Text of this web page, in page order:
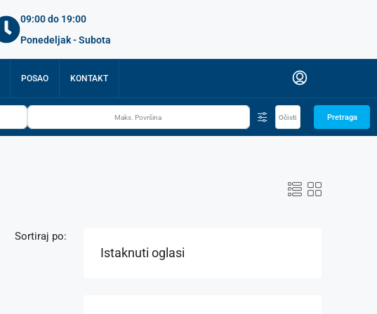
09:00 do 19:00
Ponedeljak - Subota
POSAO KONTAKT
Očisti Pretraga
Sortiraj po:
Istaknuti oglasi